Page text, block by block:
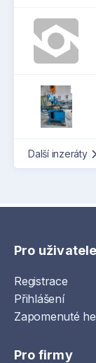
Další inzeráty
Pro uživatele
Registrace
Přihlášení
Zapomenuté
Pro firmy